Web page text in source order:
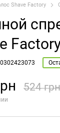
Shave Factory
524 грн